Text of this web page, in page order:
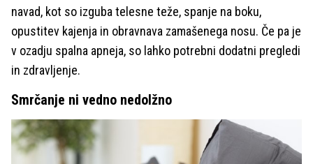
navad, kot so izguba telesne teže, spanje na boku,
opustitev kajenja in obravnava zamašenega nosu. Če pa je
v ozadju spalna apneja, so lahko potrebni dodatni pregledi
in zdravljenje.
Smrčanje ni vedno nedolžno